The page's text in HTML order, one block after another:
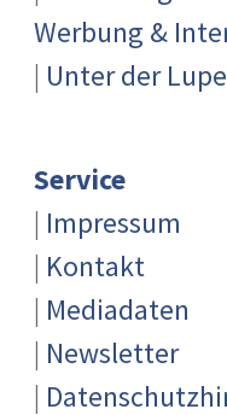
Werbung &
| Unter der Lupe
Service
| Impressum
| Kontakt
| Mediadaten
| Newsletter
|